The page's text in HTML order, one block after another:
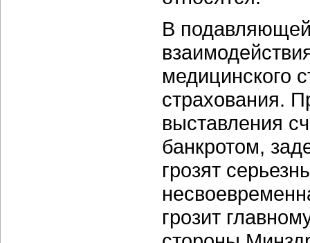
В
медицинского
страхования.
выставления
банкротом,
грозят
грозит